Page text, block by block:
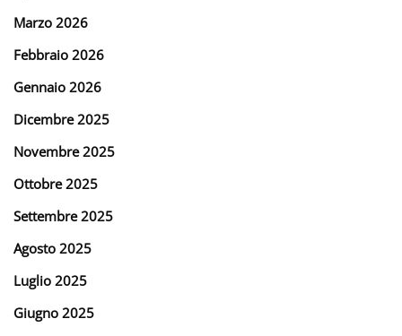
Marzo 2026
Febbraio 2026
Gennaio 2026
Dicembre 2025
Novembre 2025
Ottobre 2025
Settembre 2025
Agosto 2025
Luglio 2025
Giugno 2025